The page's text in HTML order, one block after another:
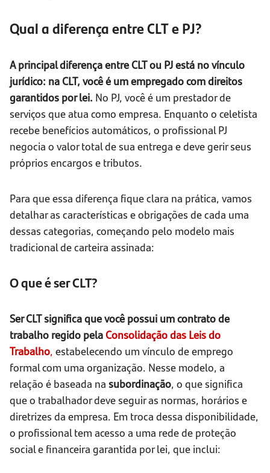
Qual a diferença entre CLT e PJ?
A principal diferença entre CLT ou PJ está no vínculo
jurídico: na CLT, você é um empregado com direitos
garantidos por lei. No PJ, você é um prestador de
serviços que atua como empresa. Enquanto o celetista
recebe benefícios automáticos, o profissional PJ
negocia o valor total de sua entrega e deve gerir seus
próprios encargos e tributos.
Para que essa diferença fique clara na prática, vamos
detalhar as características e obrigações de cada uma
dessas categorias, começando pelo modelo mais
tradicional de carteira assinada:
O que é ser CLT?
Ser CLT significa que você possui um contrato de
trabalho regido pelaConsolidação das Leis do
Trabalho, estabelecendo um vínculo de emprego
formal com uma organização. Nesse modelo, a
relação é baseada na subordinação, o que significa
que o trabalhador deve seguir as normas, horários e
diretrizes da empresa. Em troca dessa disponibilidade,
o profissional tem acesso a uma rede de proteção
social e financeira garantida por lei, que inclui: